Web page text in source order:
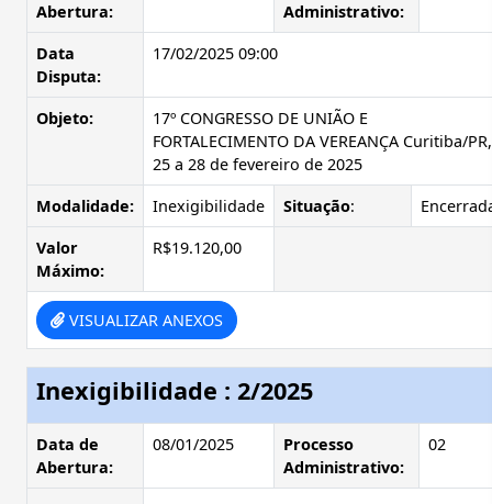
Abertura:
Administrativo:
Data
Disputa:
17/02/2025 09:00
Objeto:
17º CONGRESSO DE UNIÃO E
FORTALECIMENTO DA VEREANÇA Curitiba/PR,
25 a 28 de fevereiro de 2025
Modalidade:
Inexigibilidade Situação:
Valor
Máximo:
R$19.120,00
VISUALIZAR ANEXOS
Inexigibilidade : 2/2025
Data de
Abertura:
08/01/2025
Processo
Administrativo:
02